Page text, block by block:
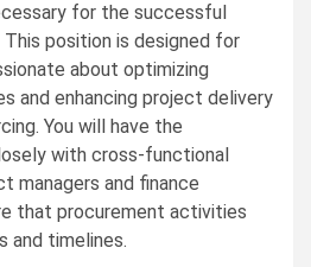
for the successful
position is designed for
about optimizing
and enhancing project delivery
You will have the
with cross-functional
managers and finance
that procurement activities
and timelines.